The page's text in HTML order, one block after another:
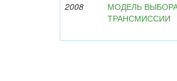
2008
МОДЕЛЬ
ТРАНСМИССИИ